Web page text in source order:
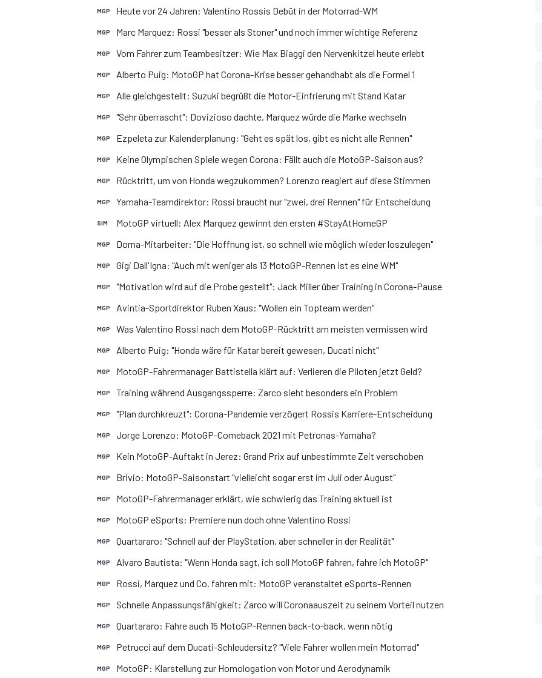
MOTOGP
DTM
MGP Heute vor 24 Jahren: Valentino Rossis Debüt in der Motorrad-WM
MGP Marc Marquez: Rossi "besser als Stoner" und noch immer wichtige Referenz
MGP Vom Fahrer zum Teambesitzer: Wie Max Biaggi den Nervenkitzel heute erlebt
MGP Alberto Puig: MotoGP hat Corona-Krise besser gehandhabt als die Formel 1
MGP Alle gleichgestellt: Suzuki begrüßt die Motor-Einfrierung mit Stand Katar
MGP "Sehr überrascht": Dovizioso dachte, Marquez würde die Marke wechseln
MGP Ezpeleta zur Kalenderplanung: "Geht es spät los, gibt es nicht alle Rennen"
MGP Keine Olympischen Spiele wegen Corona: Fällt auch die MotoGP-Saison aus?
MGP Rücktritt, um von Honda wegzukommen? Lorenzo reagiert auf diese Stimmen
MGP Yamaha-Teamdirektor: Rossi braucht nur "zwei, drei Rennen" für Entscheidung
SIM MotoGP virtuell: Alex Marquez gewinnt den ersten #StayAtHomeGP
MGP Dorna-Mitarbeiter: "Die Hoffnung ist, so schnell wie möglich wieder loszulegen"
MGP Gigi Dall'Igna: "Auch mit weniger als 13 MotoGP-Rennen ist es eine WM"
MGP "Motivation wird auf die Probe gestellt": Jack Miller über Training in Corona-Pause
MGP Avintia-Sportdirektor Ruben Xaus: "Wollen ein Topteam werden"
MGP Was Valentino Rossi nach dem MotoGP-Rücktritt am meisten vermissen wird
MGP Alberto Puig: "Honda wäre für Katar bereit gewesen, Ducati nicht"
MGP MotoGP-Fahrermanager Battistella klärt auf: Verlieren die Piloten jetzt Geld?
MGP Training während Ausgangssperre: Zarco sieht besonders ein Problem
MGP "Plan durchkreuzt": Corona-Pandemie verzögert Rossis Karriere-Entscheidung
MGP Jorge Lorenzo: MotoGP-Comeback 2021 mit Petronas-Yamaha?
MGP Kein MotoGP-Auftakt in Jerez: Grand Prix auf unbestimmte Zeit verschoben
MGP Brivio: MotoGP-Saisonstart "vielleicht sogar erst im Juli oder August"
MGP MotoGP-Fahrermanager erklärt, wie schwierig das Training aktuell ist
MGP MotoGP eSports: Premiere nun doch ohne Valentino Rossi
MGP Quartararo: "Schnell auf der PlayStation, aber schneller in der Realität"
MGP Alvaro Bautista: "Wenn Honda sagt, ich soll MotoGP fahren, fahre ich MotoGP"
MGP Rossi, Marquez und Co. fahren mit: MotoGP veranstaltet eSports-Rennen
MGP Schnelle Anpassungsfähigkeit: Zarco will Coronaauszeit zu seinem Vorteil nutzen
MGP Quartararo: Fahre auch 15 MotoGP-Rennen back-to-back, wenn nötig
MGP Petrucci auf dem Ducati-Schleudersitz? "Viele Fahrer wollen mein Motorrad"
MGP MotoGP: Klarstellung zur Homologation von Motor und Aerodynamik